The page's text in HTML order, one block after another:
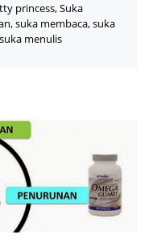
princess, Suka
suka membaca, suka
menulis